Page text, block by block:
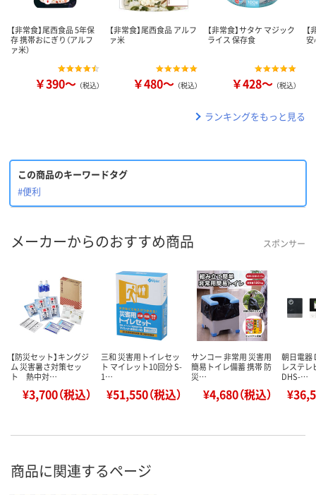
【非常食】尾西食品 5年保
存 携帯おにぎり（アルフ
ァ米）
￥390～ （税込）
【非常食】尾西食品 アルフ
ァ米
￥480～ （税込）
【非常食】サタケ マジック
ライス 保存食
￥428～ （税込）
安
ランキングをもっと見る
この商品のキーワードタグ
#便利
メーカーからのおすすめ商品 スポンサー
【防災セット】キングジ
ム 災害暑さ対策セッ
ト 熱中対…
¥3,700（税込）
三和 災害用トイレセッ
ト マイレット10回分 S-
1…
¥51,550（税込）
サンコー 非常用 災害用
簡易トイレ備蓄 携帯 防
災…
¥4,680（税込）
朝日電器
レステレ
DHS-…
商品に関連するページ